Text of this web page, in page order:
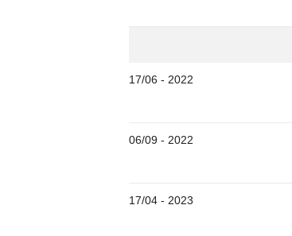
17/06 - 2022
06/09 - 2022
17/04 - 2023